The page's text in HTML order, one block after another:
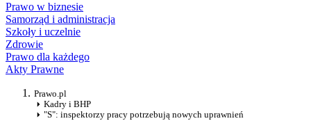
Prawo w biznesie
Samorząd i administracja
Szkoły i uczelnie
Zdrowie
Prawo dla każdego
Akty Prawne
Prawo.pl
Kadry i BHP
"S": inspektorzy pracy potrzebują nowych uprawnień